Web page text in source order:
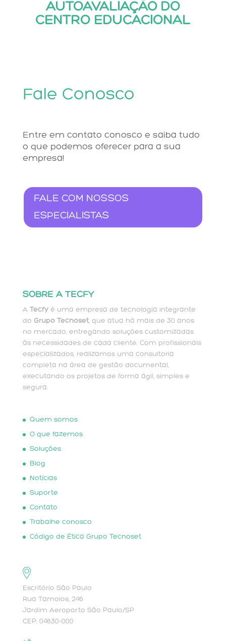
AUTOAVALIAÇÃO DO
CENTRO EDUCACIONAL
Fale Conosco
Entre em contato conosco e saiba tudo
o que podemos oferecer para a sua
empresa!
FALE COM NOSSOS
ESPECIALISTAS
SOBRE A TECFY
A Tecfyé uma empresa de tecnologia integrante
do Grupo Tecnoset, que atua há mais de 30 anos
no mercado, entregando soluções customizadas
às necessidades de cada cliente. Com profissionais
especializados, realizamos uma consultoria
completa na área de gestão documental,
executando os projetos de forma ágil, simples e
segura.
Quem somos
O que fazemos
Soluções
Blog
Notícias
Suporte
Contato
Trabalhe conosco
Código de Ética Grupo Tecnoset
Escritório São Paulo
Rua Tamoios, 246
Jardim Aeroporto São Paulo/SP
CEP: 04630-000